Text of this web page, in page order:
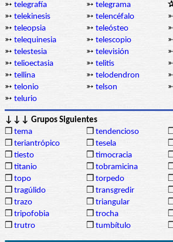
➳ telegrafía ➳ telegrama
➳ telekinesis ➳ telencéfalo
➳ teleopsia ➳ teleósteo
➳ telequinesia ➳ telescopio
➳ telestesia ➳ televisión
➳ telioectasia ➳ telitis
➳ tellina ➳ telodendron
➳ telonio ➳ telson
➳ telurio
↓↓↓ Grupos Siguientes
❒ tema ❒ tendencioso
❒ teriantrópico ❒ tesela
❒ tiesto ❒ timocracia
❒ titanio ❒ tobramicina
❒ topo ❒ torpedo
❒ tragúlido ❒ transgredir
❒ trazo ❒ triangular
❒ tripofobia ❒ trocha
❒ trutro ❒ tumbítulo